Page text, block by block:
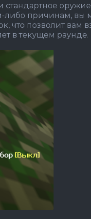
стандартное
либо причинам, вы
что позволит вам
в текущем раунде.